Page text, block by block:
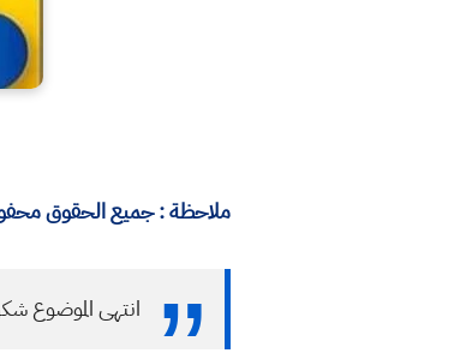
ملاحظة : جميع الحقوق
انتهى الموضوع